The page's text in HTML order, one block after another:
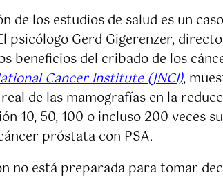
de los estudios de salud es un
psicólogo Gerd Gigerenzer,
beneficios del cribado de los
Cancer Institute (JNCI),
de las mamografías en la
10, 50, 100 o incluso 200 veces
próstata con PSA.
no está preparada para tomar